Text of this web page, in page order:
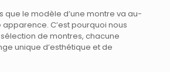
que le modèle d’une montre va au-
C’est pourquoi nous
de montres, chacune
unique d’esthétique et de